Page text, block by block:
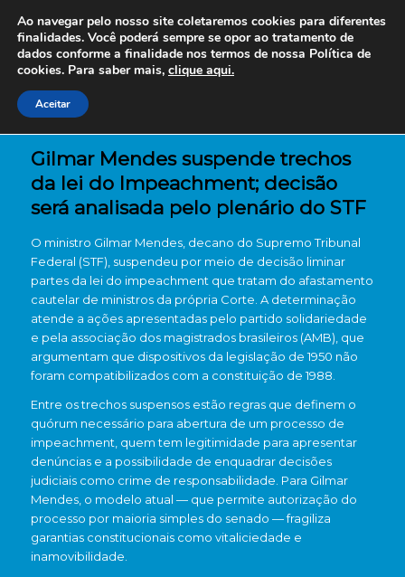
Gilmar Mendes suspende trechos
da lei do Impeachment; decisão
será analisada pelo plenário do STF
O ministro Gilmar Mendes, decano do Supremo Tribunal
Federal (STF), suspendeu por meio de decisão liminar
partes da lei do impeachment que tratam do afastamento
cautelar de ministros da própria Corte. A determinação
atende a ações apresentadas pelo partido solidariedade
e pela associação dos magistrados brasileiros (AMB), que
argumentam que dispositivos da legislação de 1950 não
foram compatibilizados com a constituição de 1988.
Entre os trechos suspensos estão regras que definem o
quórum necessário para abertura de um processo de
impeachment, quem tem legitimidade para apresentar
denúncias e a possibilidade de enquadrar decisões
judiciais como crime de responsabilidade. Para Gilmar
Mendes, o modelo atual — que permite autorização do
processo por maioria simples do senado — fragiliza
garantias constitucionais como vitaliciedade e
inamovibilidade.
Ao navegar pelo nosso site coletaremos cookies para diferentes
finalidades. Você poderá sempre se opor ao tratamento de
dados conforme a finalidade nos termos de nossa Política de
cookies. Para saber mais, clique aqui.
Aceitar